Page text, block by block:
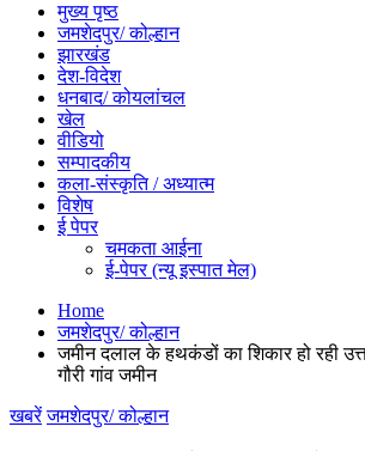
मुख्य पृष्ठ
जमशेदपुर/ कोल्हान
झारखंड
देश-विदेश
धनबाद/ कोयलांचल
खेल
वीडियो
सम्पादकीय
कला-संस्कृति / अध्यात्म
विशेष
ई पेपर
चमकता आईना
ई-पेपर (न्यू इस्पात मेल)
Home
जमशेदपुर/ कोल्हान
जमीन दलाल के हथकंडों का शिकार हो रही
गौरी गांव जमीन
खबरें जमशेदपुर/ कोल्हान